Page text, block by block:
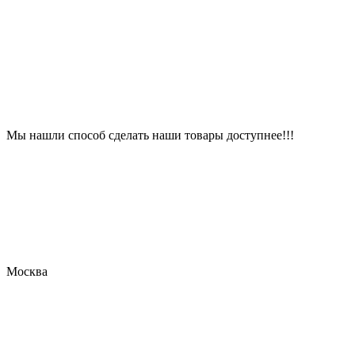
Мы нашли способ сделать наши товары доступнее!!!
Москва